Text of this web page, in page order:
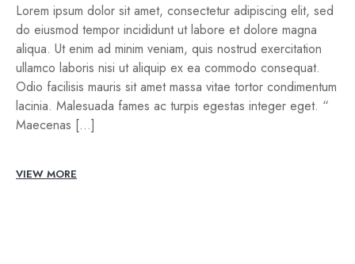
Lorem ipsum dolor sit amet, consectetur adipiscing elit, sed
do eiusmod tempor incididunt ut labore et dolore magna
aliqua. Ut enim ad minim veniam, quis nostrud exercitation
ullamco laboris nisi ut aliquip ex ea commodo consequat.
Odio facilisis mauris sit amet massa vitae tortor condimentum
lacinia. Malesuada fames ac turpis egestas integer eget. “
Maecenas […]
VIEW MORE